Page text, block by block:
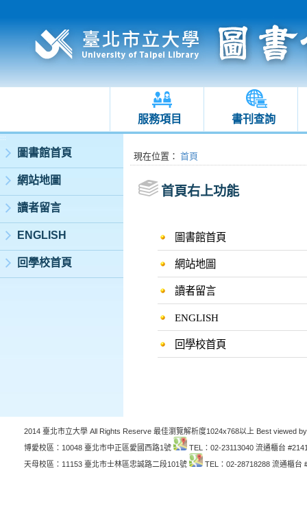
服務項目 書刊查詢
:::
圖書館首頁
網站地圖
讀者留言
ENGLISH
回學校首頁
:::現在位置 ： 首頁
首頁右上功能
圖書館首頁
網站地圖
讀者留言
ENGLISH
回學校首頁
2014 臺北市立大學 All Rights Reserve 最佳瀏覽解析度1024x768以上 Best viewed
博愛校區：10048 臺北市中正區愛國西路1號
TEL：02-23113040 流通櫃台
天母校區：11153 臺北市士林區忠誠路二段101號
TEL：02-28718288 流通櫃台